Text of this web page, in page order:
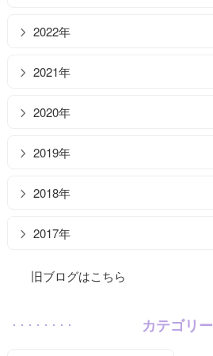
2022年
2021年
2020年
2019年
2018年
2017年
旧ブログはこちら
カテゴリー